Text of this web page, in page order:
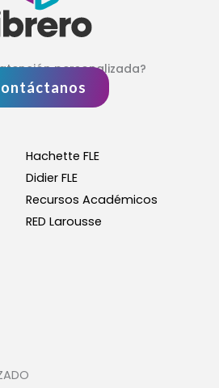
personalizada?
Hachette FLE
Didier FLE
Recursos Académicos
RED Larousse